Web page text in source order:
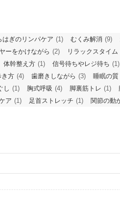
はぎのリンパケア (1) むくみ解消 (9)
ーをかけながら (2) リラックスタイム
体幹整え方 (1) 信号待ちやレジ待ち (1)
き方 (4) 歯磨きしながら (3) 睡眠の質
し (1) 胸式呼吸 (4) 脚裏筋トレ (1)
ア (1) 足首ストレッチ (1) 関節の動